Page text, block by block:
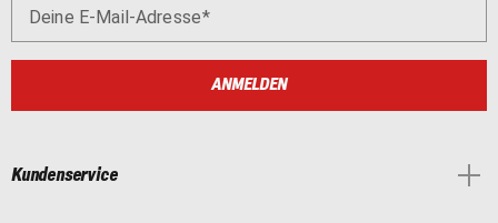
Deine E-Mail-Adresse
ANMELDEN
Kundenservice